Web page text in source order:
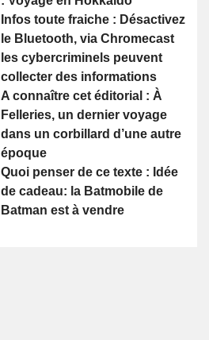
Infos toute fraiche : Désactivez
le Bluetooth, via Chromecast
les cybercriminels peuvent
collecter des informations
A connaître cet éditorial : À
Felleries, un dernier voyage
dans un corbillard d’une autre
époque
Quoi penser de ce texte : Idée
de cadeau: la Batmobile de
Batman est à vendre